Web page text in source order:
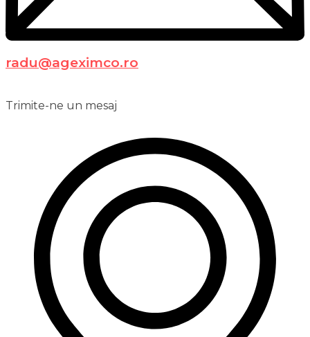
radu@ageximco.ro
Trimite-ne un mesaj